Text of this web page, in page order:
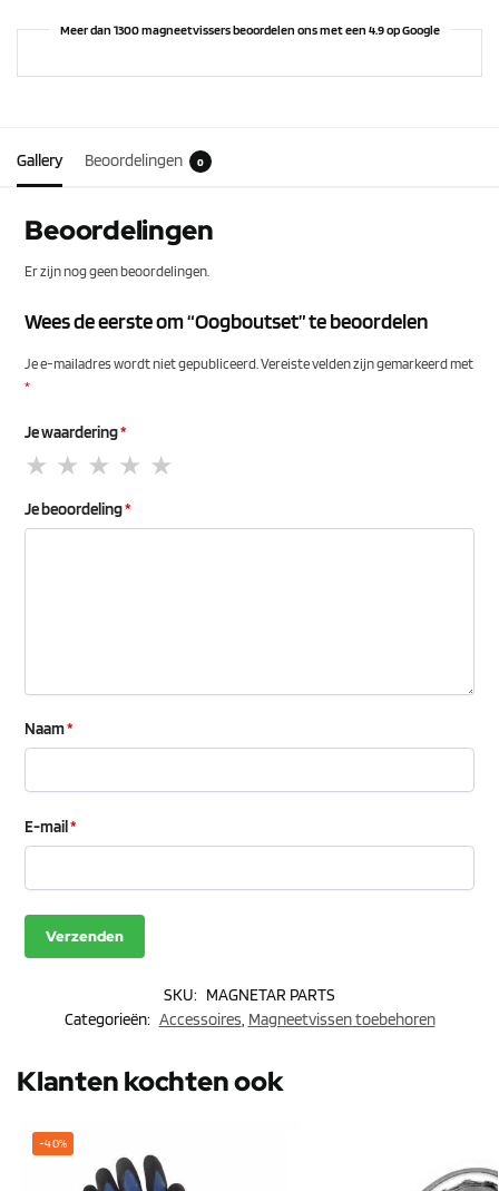
Meer dan 1300 magneetvissers beoordelen ons met een 4.9 op Google
Gallery Beoordelingen 0
Beoordelingen
Er zijn nog geen beoordelingen.
Wees de eerste om “Oogboutset” te beoordelen
Je e-mailadres wordt niet gepubliceerd.Vereiste velden zijn gemarkeerd met
*
Je waardering*
Je beoordeling*
Naam*
E-mail*
SKU: MAGNETAR PARTS
Categorieën: Accessoires, Magneetvissen toebehoren
Klanten kochten ook
-40%